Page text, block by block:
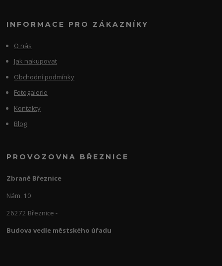
INFORMACE PRO ZÁKAZNÍKY
O nás
Jak nakupovat
Obchodní podmínky
Fotogalerie
Kontakty
Blog
PROVOZOVNA BŘEZNICE
Zbraně Březnice
Nám. 10
26272 Březnice -
Budova vedle městského úřadu